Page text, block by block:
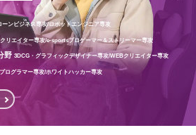
ーンビジネス専攻/ロボットエンジニア専攻
リエイター専攻/e-sportsプロゲーマー＆ストリーマー専攻
野3DCG・グラフィックデザイナー専攻/WEBクリエイター専攻
ログラマー専攻/ホワイトハッカー専攻